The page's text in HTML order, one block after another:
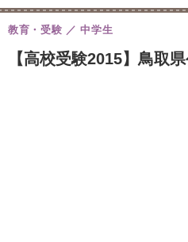
【高校受験2015】鳥取
教育・受験 中学生